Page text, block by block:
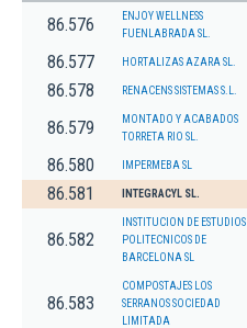
86.576
ENJOY WELLNESS
FUENLABRADA SL.
86.577 HORTALIZAS AZARA SL.
86.578 RENACENS SISTEMAS S.L.
86.579
MONTADO Y ACABADOS
TORRETA RIO SL.
86.580 IMPERMEBA SL
86.581 INTEGRACYL SL.
86.582
INSTITUCION DE ESTUDIOS
POLITECNICOS DE
BARCELONA SL
86.583
COMPOSTAJES LOS
SERRANOS SOCIEDAD
LIMITADA